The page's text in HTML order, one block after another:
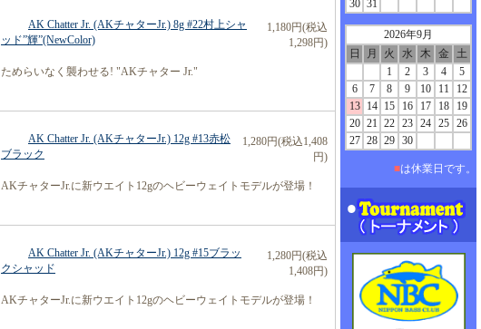
AK Chatter Jr. (AKチャターJr.) 8g #22村上シャ
ッド”輝”(NewColor)
1,180円(税込
1,298円)
ためらいなく襲わせる! "AKチャター Jr."
AK Chatter Jr. (AKチャターJr.) 12g #13赤松
ブラック
1,280円(税込1,408
円)
AKチャターJr.に新ウエイト12gのヘビーウェイトモデルが登場！
AK Chatter Jr. (AKチャターJr.) 12g #15ブラッ
クシャッド
1,280円(税込
1,408円)
AKチャターJr.に新ウエイト12gのヘビーウェイトモデルが登場！
30 31
2026年9月
日
月 火 水 木 金
土
1
2 3 4
5
6
7 8 9 10 11
12
13
14 15 16 17 18
19
20 21 22 23 24 25 26
27 28 29 30
■は休業日です。